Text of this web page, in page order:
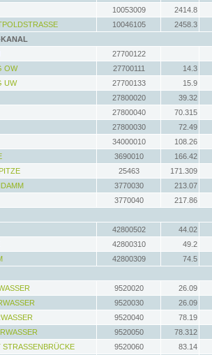
10053009
2414.8
10046105
2458.3
27700122
OW
27700111
14.3
UW
27700133
15.9
27800020
39.32
27800040
70.315
27800030
72.49
34000010
108.26
3690010
166.42
25463
171.309
3770030
213.07
3770040
217.86
42800502
44.02
42800310
49.2
42800309
74.5
9520020
26.09
9520030
26.09
9520040
78.19
9520050
78.312
STRASSENBRÜCKE
9520060
83.14